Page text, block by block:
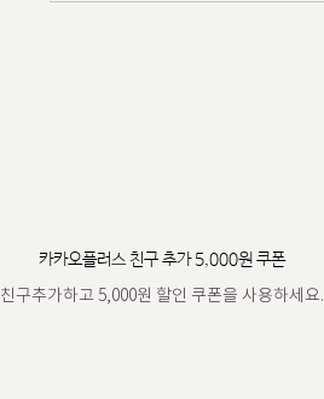
카카오플러스 친구 추가 5,000원 쿠폰
친구추가하고 5,000원 할인 쿠폰을 사용하세요.